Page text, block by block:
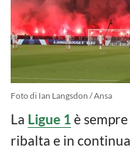
Foto di Ian Langsdon / Ansa
La Ligue 1è
ribalta e in